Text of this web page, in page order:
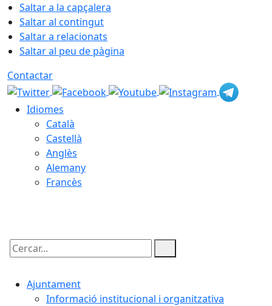
Saltar a la capçalera
Saltar al contingut
Saltar a relacionats
Saltar al peu de pàgina
Contactar
Idiomes
Català
Castellà
Anglès
Alemany
Francès
Cercar:
Ajuntament
Informació institucional i organitzativa